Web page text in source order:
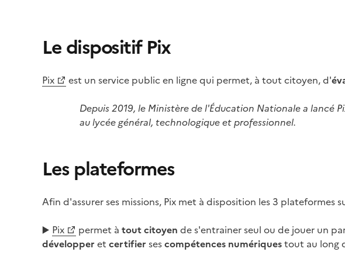
Le dispositif Pix
Pix est un service public en ligne qui permet, à tout citoyen, d'
ImageDepuis 2019, le Ministère de l'Éducation Nationale a lancé
au lycée général, technologique et professionnel.
Les plateformes
Afin d'assurer ses missions, Pix met à disposition les 3 plateformes
▶️ Pix permet à tout citoyen de s'entrainer seul ou de jouer un
développer et certifier sescompétences numériquestout au long